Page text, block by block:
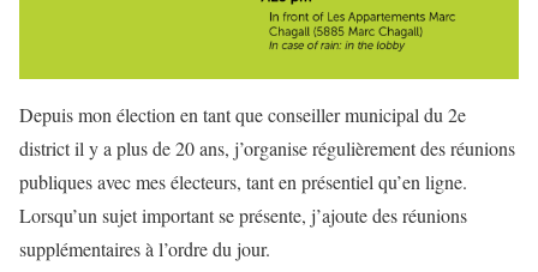
Depuis mon élection en tant que conseiller municipal du 2e
district il y a plus de 20 ans, j’organise régulièrement des réunions
publiques avec mes électeurs, tant en présentiel qu’en ligne.
Lorsqu’un sujet important se présente, j’ajoute des réunions
supplémentaires à l’ordre du jour.